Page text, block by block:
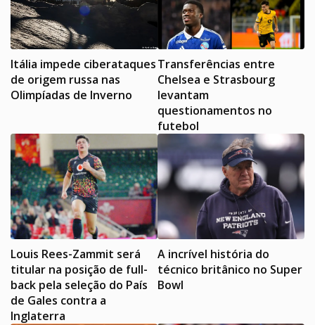
Itália impede ciberataques
de origem russa nas
Olimpíadas de Inverno
Transferências entre
Chelsea e Strasbourg
levantam
questionamentos no
futebol
Louis Rees-Zammit será
titular na posição de full-
back pela seleção do País
de Gales contra a
Inglaterra
A incrível história do
técnico britânico no Super
Bowl